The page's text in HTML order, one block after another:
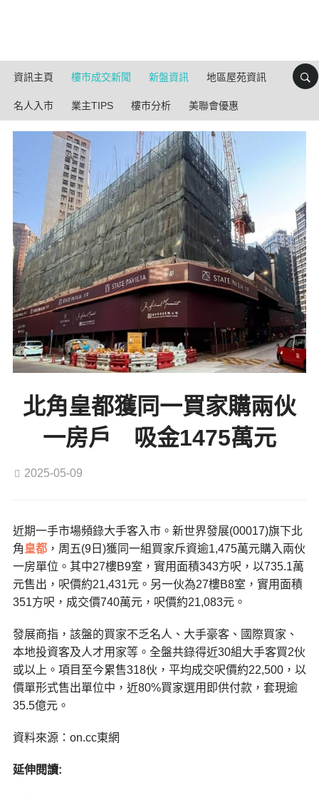
資訊主頁 樓市成交新聞 新盤資訊 地區屋苑資訊
名人入市 業主TIPS 樓市分析 美聯會優惠
北角皇都獲同一買家購兩伙
一房戶 吸金1475萬元
2025-05-09
近期一手市場頻錄大手客入市。新世界發展(00017)旗下北
角 皇都，周五(9日)獲同一組買家斥資逾1,475萬元購入兩伙
一房單位。其中27樓B9室，實用面積343方呎，以735.1萬
元售出，呎價約21,431元。另一伙為27樓B8室，實用面積
351方呎，成交價740萬元，呎價約21,083元。
發展商指，該盤的買家不乏名人、大手豪客、國際買家、
本地投資客及人才用家等。全盤共錄得近30組大手客買2伙
或以上。項目至今累售318伙，平均成交呎價約22,500，以
價單形式售出單位中，近80%買家選用即供付款，套現逾
35.5億元。
資料來源：on.cc東網
延伸閱讀: